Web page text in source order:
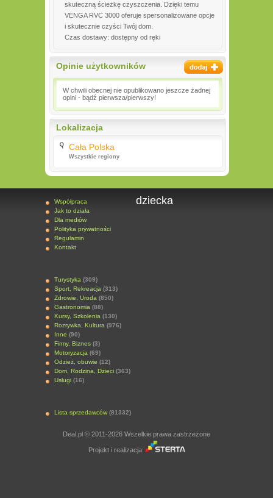
skuteczną ścieżkę czyszczenia. Dzięki temu
VENGA RVC 3000 oferuje spersonalizowane opcje
i skutecznie czyści Twój dom.
Czas dostawy: dostępny od ręki
Opinie użytkowników
W chwili obecnej nie opublikowano jeszcze żadnej
opini - bądź pierwsza/pierwszy!
Lokalizacja
Cała Polska
Wszystkie regiony
Współpraca
Jak to działa
Dla mediów
Polityka prywatności
Regulamin
Kontakt
Turystyka (309)
Sport, Rekreacja (313)
Zdrowie, Uroda (850)
Gastronomia (88)
Kursy, Szkolenia (130)
Rozrywka, Kultura (976)
Inne (90)
Firmy, Biznes (3)
Motoryzacja (69)
Odzież, obuwie (12)
Dom, Rodzina, Dzieci (363)
Usługi (16)
Lista sprzedawców (81332)
dziecka
Deal.pl © 2011-2026 Wszelkie prawa zastrzeżone
Projekt i realizacja: